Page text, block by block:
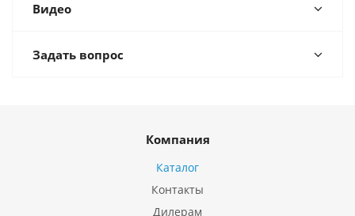
Видео
Задать вопрос
Компания
Каталог
Контакты
Дилерам